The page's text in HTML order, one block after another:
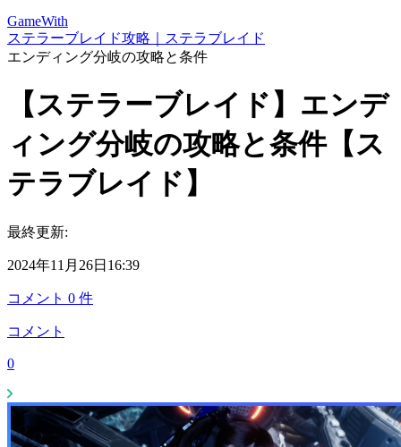
GameWith
ステラーブレイド攻略｜ステラブレイド
エンディング分岐の攻略と条件
【ステラーブレイド】エンデ
ィング分岐の攻略と条件【ス
テラブレイド】
最終更新:
2024年11月26日16:39
コメント 0 件
コメント
0